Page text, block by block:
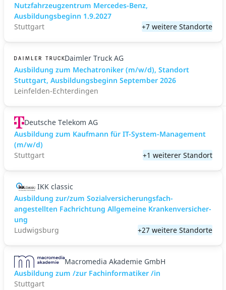
Nutzfahrzeugzentrum Mercedes-Benz,
Ausbildungsbeginn 1.9.2027
Stuttgart
+7 weitere Standorte
Daimler Truck AG
Ausbildung zum Mechatroniker (m/w/d), Standort
Stuttgart, Ausbildungsbeginn September 2026
Leinfelden-Echterdingen
Deutsche Telekom AG
Ausbildung zum Kaufmann für IT-System-Management
(m/w/d)
Stuttgart
+1 weiterer Standort
IKK classic
Aus­bild­ung zur/zum Sozial­versicher­ungs­fach­
angestellten­ Fach­richtung All­gemeine Kranken­versicher­
ung
Ludwigsburg
+27 weitere Standorte
Macromedia Akademie GmbH
Ausbildung zum /zur Fachinformatiker /in
Stuttgart